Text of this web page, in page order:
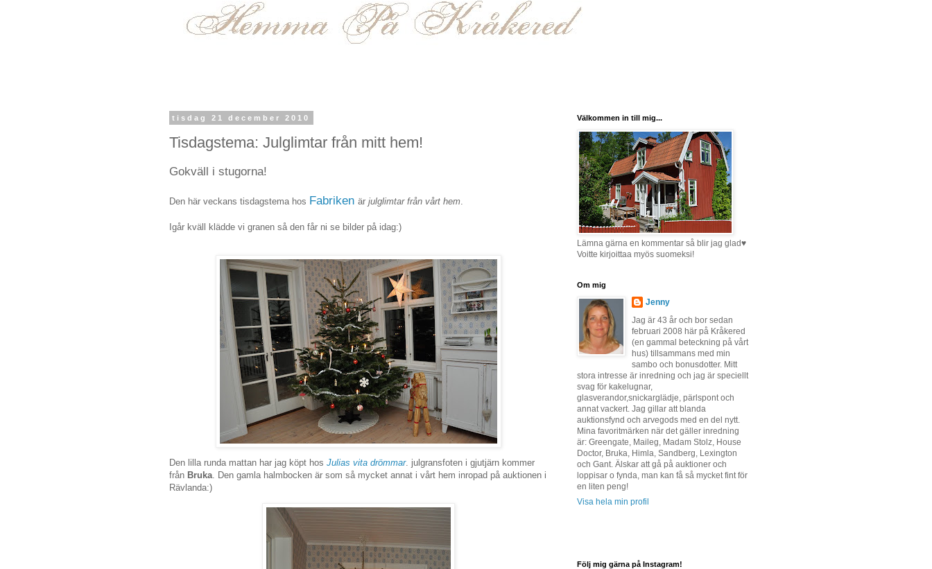
tisdag 21 december 2010
Tisdagstema: Julglimtar från mitt hem!
Gokväll i stugorna!
Den här veckans tisdagstema hos Fabriken är julglimtar från vårt hem
Igår kväll klädde vi granen så den får ni se bilder på idag:)
Den lilla runda mattan har jag köpt hos Julias vita drömmar. julgransfoten i gjutjärn kommer
från Bruka. Den gamla halmbocken är som så mycket annat i vårt hem inropad på auktionen i
Rävlanda:)
Välkommen in till mig...
Lämna gärna en kommentar så blir jag glad♥
Voitte kirjoittaa myös suomeksi!
Om mig
Jenny
Jag är 43 år och bor sedan
februari 2008 här på Kråkered
(en gammal beteckning på vårt
hus) tillsammans med min
sambo och bonusdotter. Mitt
stora intresse är inredning och jag är speciellt
svag för kakelugnar,
glasverandor,snickarglädje, pärlspont och
annat vackert. Jag gillar att blanda
auktionsfynd och arvegods med en del nytt.
Mina favoritmärken när det gäller inredning
är: Greengate, Maileg, Madam Stolz, House
Doctor, Bruka, Himla, Sandberg, Lexington
och Gant. Älskar att gå på auktioner och
loppisar o fynda, man kan få så mycket fint för
en liten peng!
Visa hela min profil
Följ mig gärna på Instagram!